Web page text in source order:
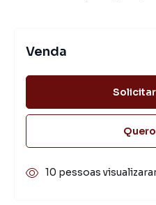
Venda
10 pessoas